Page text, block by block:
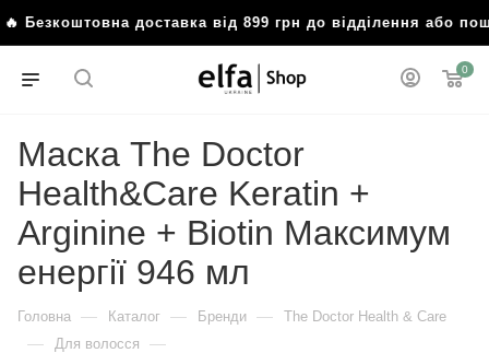
Безкоштовна доставка від 899 грн до відділення або
0
Маска The Doctor
Health&Care Keratin +
Arginine + Biotin Максимум
енергії 946 мл
Головна — Каталог — Бренди — The Doctor Health & Care
— Для волосся —